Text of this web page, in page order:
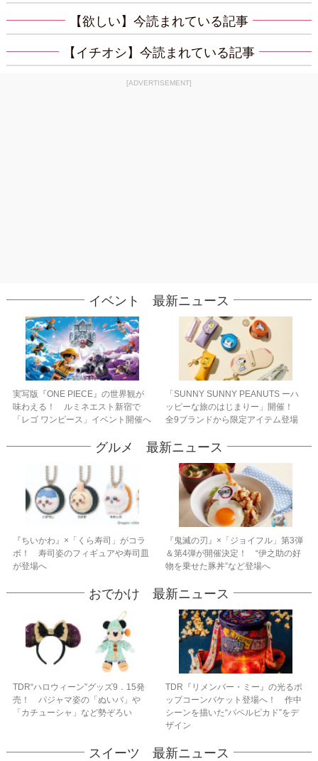
【欲しい】今読まれている記事
【イチオシ】今読まれている記事
[ADVERTISEMENT]
イベント 最新ニュース
実写版『ONE PIECE』の世界観が
味わえる！ ルミネエスト新宿で
「レゴ ワンピース」イベント開催へ
「SUNNY SUNNY PEANUTS ーハ
ッピーな旅のはじまりー」開催！
全9ブランドから限定アイテム登場
グルメ 最新ニュース
『ちいかわ』×「くら寿司」がコラ
ボ！ 寿司姿のフィギュアや寿司皿
が登場へ
『鬼滅の刃』×「ジョイフル」第3弾
＆第4弾が開催決定！ “伊之助の好
物を乗せた豚丼”など登場へ
おでかけ 最新ニュース
TDR“ハロウィーン”グッズ9．15発
売！ パジャマ姿の「ぬいバ」や
「カチューシャ」など勢ぞろい
TDR『リメンバー・ミー』の光るポ
ップコーンバケット登場へ！ 作中
シーンを描いた“パペルピカド”をデ
ザイン
スイーツ 最新ニュース